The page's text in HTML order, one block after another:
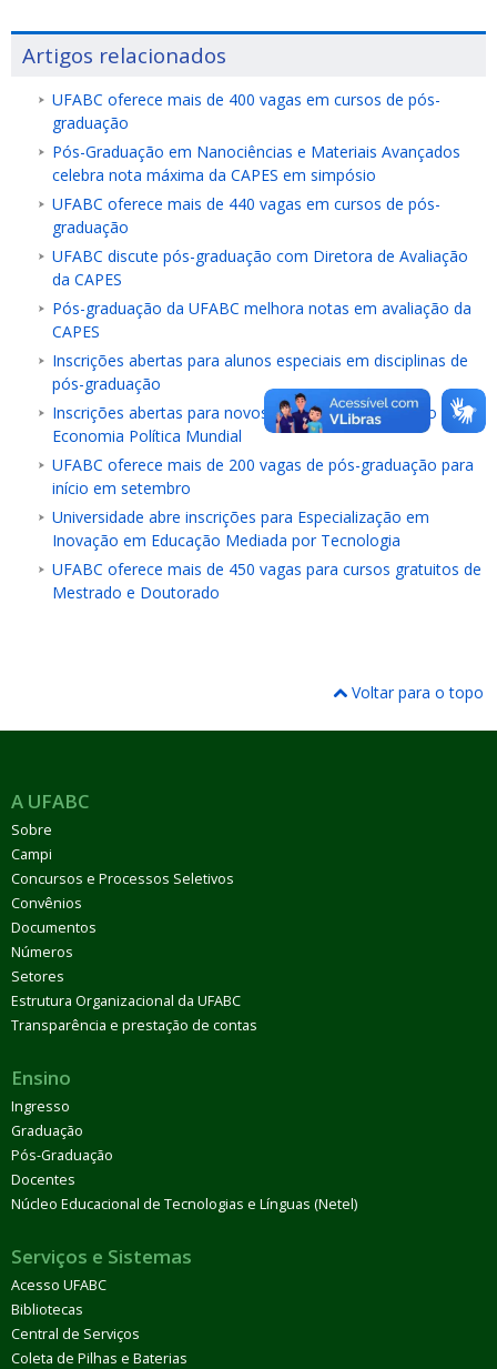
Artigos relacionados
UFABC oferece mais de 400 vagas em cursos de pós-
graduação
Pós-Graduação em Nanociências e Materiais Avançados
celebra nota máxima da CAPES em simpósio
UFABC oferece mais de 440 vagas em cursos de pós-
graduação
UFABC discute pós-graduação com Diretora de Avaliação
da CAPES
Pós-graduação da UFABC melhora notas em avaliação da
CAPES
Inscrições abertas para alunos especiais em disciplinas de
pós-graduação
Inscrições abertas para novos mestrado e doutorado em
Economia Política Mundial
UFABC oferece mais de 200 vagas de pós-graduação para
início em setembro
Universidade abre inscrições para Especialização em
Inovação em Educação Mediada por Tecnologia
UFABC oferece mais de 450 vagas para cursos gratuitos de
Mestrado e Doutorado
Voltar para o topo
A UFABC
Sobre
Campi
Concursos e Processos Seletivos
Convênios
Documentos
Números
Setores
Estrutura Organizacional da UFABC
Transparência e prestação de contas
Ensino
Ingresso
Graduação
Pós-Graduação
Docentes
Núcleo Educacional de Tecnologias e Línguas (Netel)
Serviços e Sistemas
Acesso UFABC
Bibliotecas
Central de Serviços
Coleta de Pilhas e Baterias